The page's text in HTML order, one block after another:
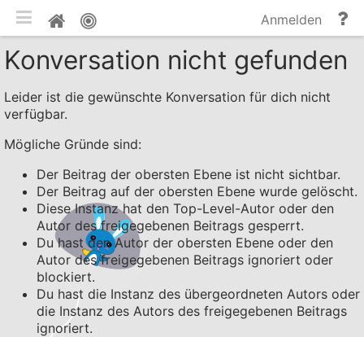
Pinnwand Anmelden
Konversation nicht gefunden
Leider ist die gewünschte Konversation für dich nicht
verfügbar.
Mögliche Gründe sind:
Der Beitrag der obersten Ebene ist nicht sichtbar.
Der Beitrag auf der obersten Ebene wurde gelöscht.
Diese Instanz hat den Top-Level-Autor oder den
Autor des freigegebenen Beitrags gesperrt.
Du hast den Autor der obersten Ebene oder den
Autor des freigegebenen Beitrags ignoriert oder
blockiert.
Du hast die Instanz des übergeordneten Autors oder
die Instanz des Autors des freigegebenen Beitrags
ignoriert.
mobile Ansicht umschalten